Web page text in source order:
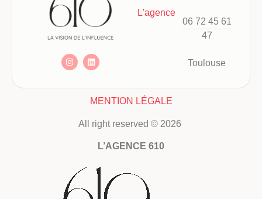
L'agence
06 72 45 61
47
Toulouse
MENTION LÉGALE
All right reserved © 2026
L’AGENCE 610